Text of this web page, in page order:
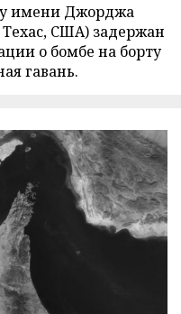
имени Джорджа
США) задержан
о бомбе на борту
гавань.